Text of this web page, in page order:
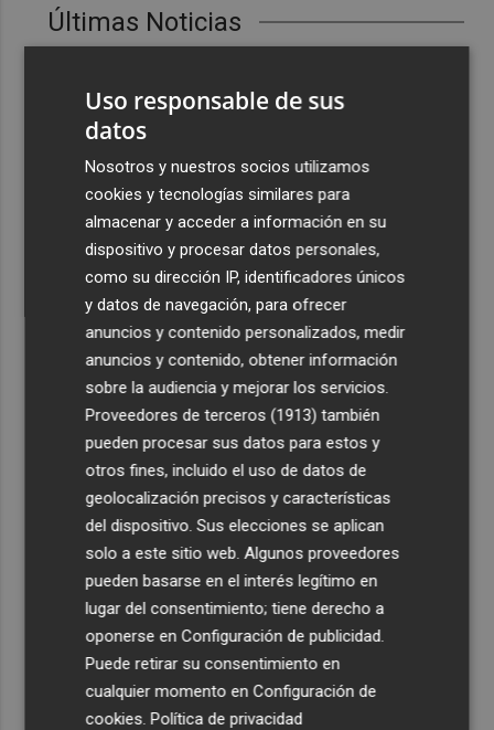
Últimas Noticias
de agente de la Policía Local
Más de 1.800 estudiantes conocen las bases aéreas de
San Javier y Alcantarilla con el programa 'Pioneros de la
Castelló mejora 33 zonas de juegos infantiles en julio:
destina 324.000 euros
La Fiesta de la Vendimia de Jumilla aspira a ser
declarada de Interés Turístico Nacional
PortCastelló y la Generalitat colaboran en la
conservación de una especie de flora autóctona en
peligro de extinción
Uso responsable de sus
datos
Nosotros y nuestros socios utilizamos
cookies y tecnologías similares para
almacenar y acceder a información en su
dispositivo y procesar datos personales,
como su dirección IP, identificadores únicos
y datos de navegación, para ofrecer
anuncios y contenido personalizados, medir
anuncios y contenido, obtener información
sobre la audiencia y mejorar los servicios.
Proveedores de terceros (1913) también
pueden procesar sus datos para estos y
otros fines, incluido el uso de datos de
geolocalización precisos y características
del dispositivo. Sus elecciones se aplican
solo a este sitio web. Algunos proveedores
pueden basarse en el interés legítimo en
lugar del consentimiento; tiene derecho a
oponerse enConfiguración de publicidad
Puede retirar su consentimiento en
cualquier momento enConfiguración de
cookies .Política de privacidad